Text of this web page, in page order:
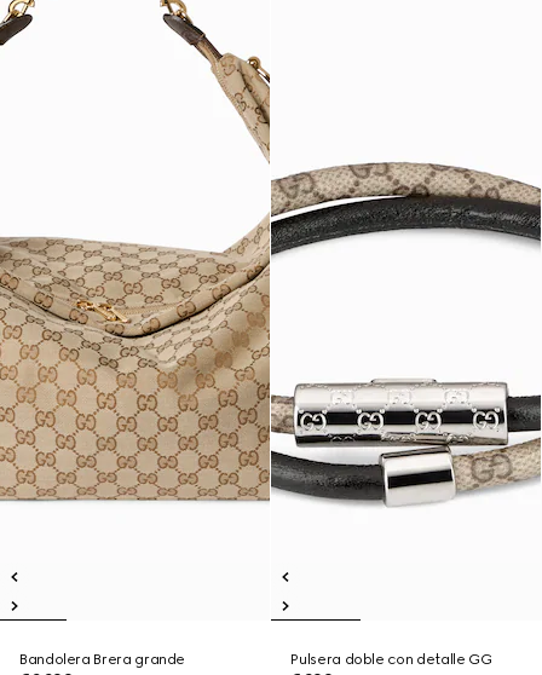
Bandolera Brera grande
Pulsera doble con detalle GG